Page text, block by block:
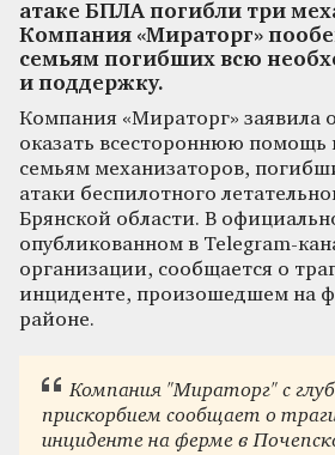
атаке БПЛА погибли три
Компания «Мираторг»
семьям погибших всю
и поддержку.
Компания «Мираторг» заявила
оказать всестороннюю помощь
семьям механизаторов,
атаки беспилотного
Брянской области. В
опубликованном в Telegram-
организации, сообщается о
инциденте, произошедшем на
районе.
Компания "Мираторг" с
прискорбием сообщает о
инциденте на ферме в